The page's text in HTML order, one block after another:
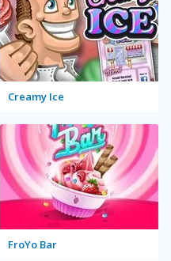
Creamy Ice
FroYo Bar